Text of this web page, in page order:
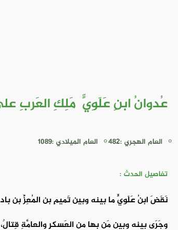
عُدوانُ ابنِ عَلَوِيٍّ مَلِكِ العَربِ
العام الهجري :482 العام الميلادي :1089
تفاصيل الحدث :
نَقَضَ ابنُ عَلَوِيٍّ ما بينه وبين تَميمِ بن المُعِزِّ بن
وجَرَى بينه وبين مَن بها من العَسكرِ والعامَّةِ